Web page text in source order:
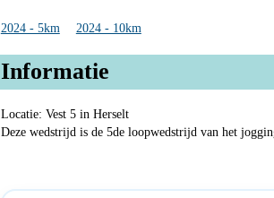
2024 - 5km 2024 - 10km
Informatie
Locatie: Vest 5 in Herselt
Deze wedstrijd is de 5de loopwedstrijd van het